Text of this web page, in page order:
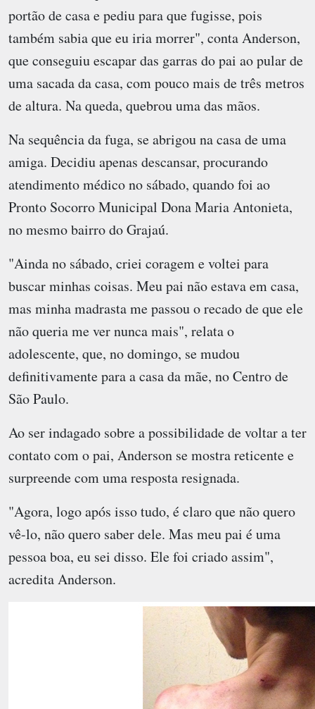
portão de casa e pediu para que fugisse, pois
também sabia que eu iria morrer", conta Anderson,
que conseguiu escapar das garras do pai ao pular de
uma sacada da casa, com pouco mais de três metros
de altura. Na queda, quebrou uma das mãos.
Na sequência da fuga, se abrigou na casa de uma
amiga. Decidiu apenas descansar, procurando
atendimento médico no sábado, quando foi ao
Pronto Socorro Municipal Dona Maria Antonieta,
no mesmo bairro do Grajaú.
"Ainda no sábado, criei coragem e voltei para
buscar minhas coisas. Meu pai não estava em casa,
mas minha madrasta me passou o recado de que ele
não queria me ver nunca mais", relata o
adolescente, que, no domingo, se mudou
definitivamente para a casa da mãe, no Centro de
São Paulo.
Ao ser indagado sobre a possibilidade de voltar a ter
contato com o pai, Anderson se mostra reticente e
surpreende com uma resposta resignada.
"Agora, logo após isso tudo, é claro que não quero
vê-lo, não quero saber dele. Mas meu pai é uma
pessoa boa, eu sei disso. Ele foi criado assim",
acredita Anderson.